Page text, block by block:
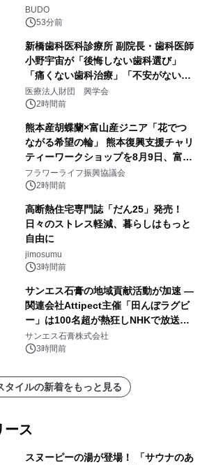
BUDO
53分前
新橋歯科医科診療所 副院長・歯科医師
小野宇宙が「後悔しない歯科選び」
「痛くない歯科治療」「不安がない治
療計画」をテーマに専門監修
医療法人財団 興学会
2時間前
熊本産胡蝶蘭×富山産ジニア「花でつ
ながる希望の輪」 熊本復興支援チャリ
ティーワークショップを8月9日、富
山・射水で開催
フラワーライフ振興協議会
2時間前
高断熱住宅専門誌「だん25」発売！
日々のストレス軽減、暮らしはもっと
自由に
jimosumu
3時間前
サンエス石膏の地域貢献活動が加速 ―
関連会社Attipect主催「田んぼラグビ
ー」は100名超が熱狂しNHKで放送さ
れました。
サンエス石膏株式会社
3時間前
タイルの新着をもっと見る
ース
スヌーピーの湯が登場！ 「サウナのあ